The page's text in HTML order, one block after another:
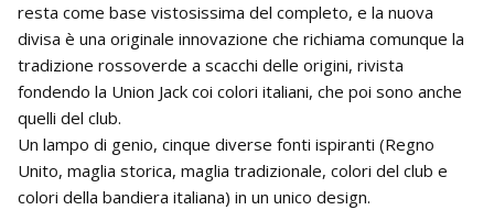
resta come base vistosissima del completo, e la nuova
divisa è una originale innovazione che richiama comunque la
tradizione rossoverde a scacchi delle origini, rivista
fondendo la Union Jack coi colori italiani, che poi sono anche
quelli del club.
Un lampo di genio, cinque diverse fonti ispiranti (Regno
Unito, maglia storica, maglia tradizionale, colori del club e
colori della bandiera italiana) in un unico design.